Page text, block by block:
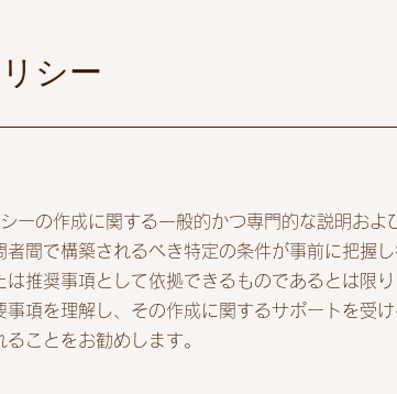
シー
ーの作成に関する一般的かつ専門的な説明およ
間で構築されるべき特定の条件が事前に把握し
推奨事項として依拠できるものであるとは限
項を理解し、その作成に関するサポートを受
ことをお勧めします。